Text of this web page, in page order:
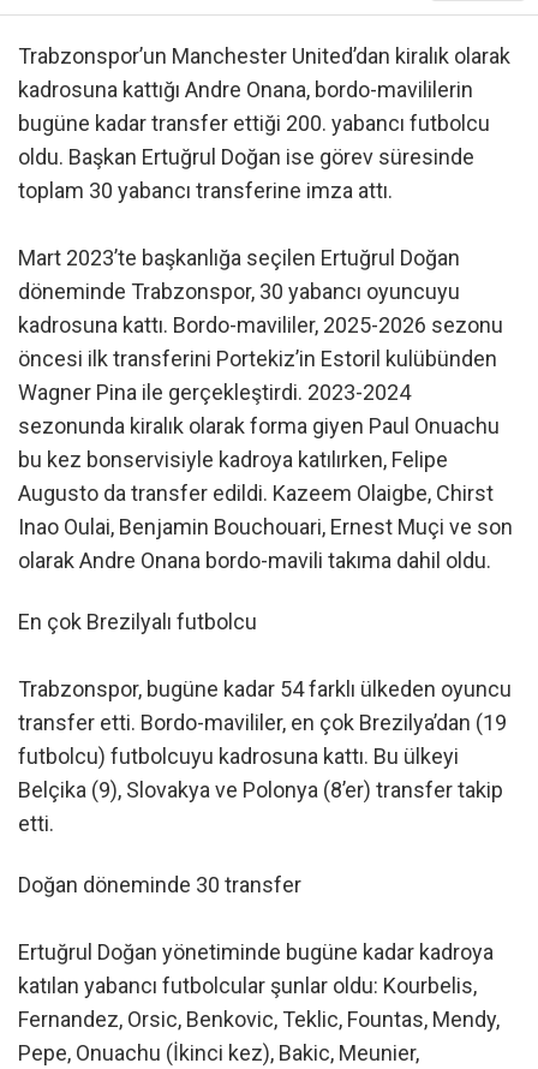
Trabzonspor’un Manchester United’dan kiralık olarak
kadrosuna kattığı Andre Onana, bordo-mavililerin
bugüne kadar transfer ettiği 200. yabancı futbolcu
oldu. Başkan Ertuğrul Doğan ise görev süresinde
toplam 30 yabancı transferine imza attı.
Mart 2023’te başkanlığa seçilen Ertuğrul Doğan
döneminde Trabzonspor, 30 yabancı oyuncuyu
kadrosuna kattı. Bordo-mavililer, 2025-2026 sezonu
öncesi ilk transferini Portekiz’in Estoril kulübünden
Wagner Pina ile gerçekleştirdi. 2023-2024
sezonunda kiralık olarak forma giyen Paul Onuachu
bu kez bonservisiyle kadroya katılırken, Felipe
Augusto da transfer edildi. Kazeem Olaigbe, Chirst
Inao Oulai, Benjamin Bouchouari, Ernest Muçi ve son
olarak Andre Onana bordo-mavili takıma dahil oldu.
En çok Brezilyalı futbolcu
Trabzonspor, bugüne kadar 54 farklı ülkeden oyuncu
transfer etti. Bordo-mavililer, en çok Brezilya’dan (19
futbolcu) futbolcuyu kadrosuna kattı. Bu ülkeyi
Belçika (9), Slovakya ve Polonya (8’er) transfer takip
etti.
Doğan döneminde 30 transfer
Ertuğrul Doğan yönetiminde bugüne kadar kadroya
katılan yabancı futbolcular şunlar oldu: Kourbelis,
Fernandez, Orsic, Benkovic, Teklic, Fountas, Mendy,
Pepe, Onuachu (İkinci kez), Bakic, Meunier,